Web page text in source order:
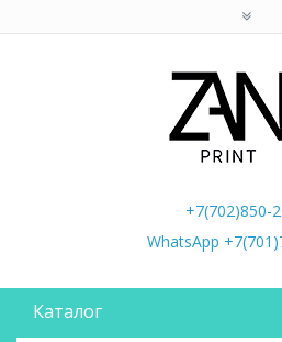
+7(702)850-
WhatsApp
Каталог